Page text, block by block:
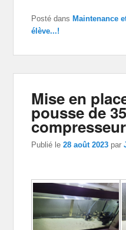
Posté dans Maintenance
élève...!
Mise en
pousse de
Publié le28 août 2023 par